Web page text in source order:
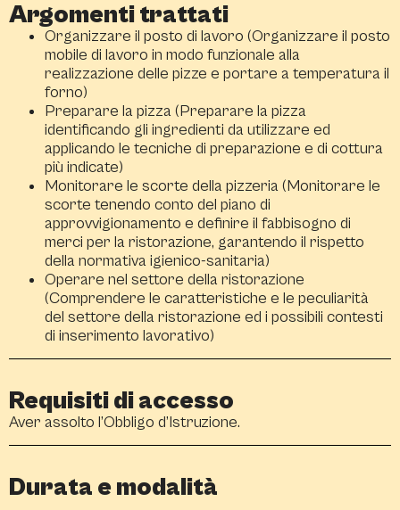
Argomenti trattati
Organizzare il posto di lavoro (Organizzare il posto
mobile di lavoro in modo funzionale alla
realizzazione delle pizze e portare a temperatura il
forno)
Preparare la pizza (Preparare la pizza
identificando gli ingredienti da utilizzare ed
applicando le tecniche di preparazione e di cottura
più indicate)
Monitorare le scorte della pizzeria (Monitorare le
scorte tenendo conto del piano di
approvvigionamento e definire il fabbisogno di
merci per la ristorazione, garantendo il rispetto
della normativa igienico-sanitaria)
Operare nel settore della ristorazione
(Comprendere le caratteristiche e le peculiarità
del settore della ristorazione ed i possibili contesti
di inserimento lavorativo)
Requisiti di accesso
Aver assolto l’Obbligo d’Istruzione.
Durata e modalità